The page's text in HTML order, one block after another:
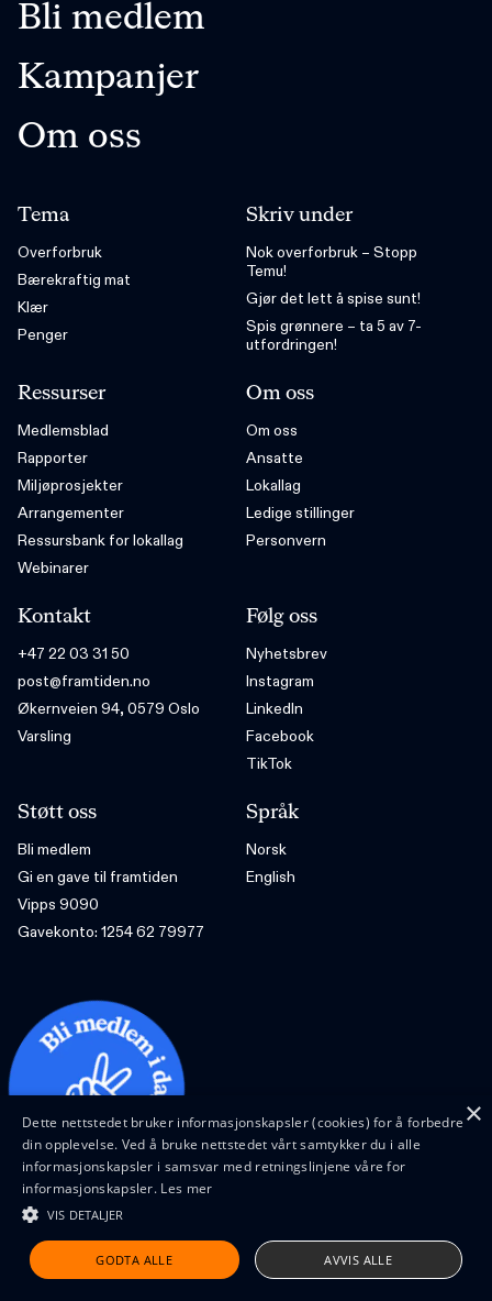
Bli medlem
Kampanjer
Om oss
Tema
Overforbruk
Bærekraftig mat
Klær
Penger
Skriv under
Nok overforbruk – Stopp
Temu!
Gjør det lett å spise sunt!
Spis grønnere – ta 5 av 7-
utfordringen!
Ressurser
Medlemsblad
Rapporter
Miljøprosjekter
Arrangementer
Ressursbank for lokallag
Webinarer
Om oss
Om oss
Ansatte
Lokallag
Ledige stillinger
Personvern
Kontakt
+47 22 03 31 50
post@framtiden.no
Økernveien 94, 0579 Oslo
Varsling
Følg oss
Nyhetsbrev
Instagram
LinkedIn
Facebook
TikTok
Støtt oss
Bli medlem
Gi en gave til framtiden
Vipps 9090
Gavekonto: 1254 62 79977
Språk
Norsk
English
Design and code by Feed
×
Dette nettstedet bruker informasjonskapsler (cookies) for å forbedre
din opplevelse. Ved å bruke nettstedet vårt samtykker du i alle
informasjonskapsler i samsvar med retningslinjene våre for
informasjonskapsler. Les mer
VIS DETALJER
GODTA ALLE AVVIS ALLE